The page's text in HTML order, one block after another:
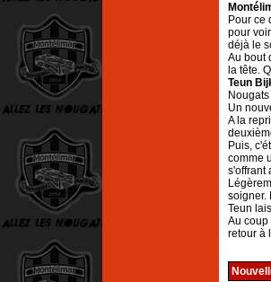
Pour ce
pour
déjà le
Au bout
la tête.
Teun
Un
A la
Puis,
comme
s'offrant
soigner.
Teun
Au coup
retour à